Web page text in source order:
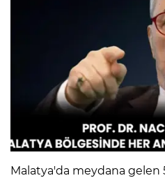
Malatya'da meydana